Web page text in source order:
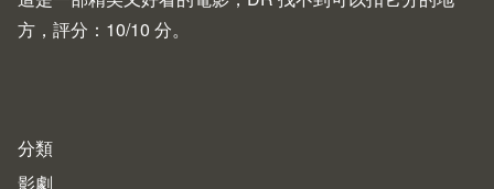
方，評分：10/10 分。
分類
影劇